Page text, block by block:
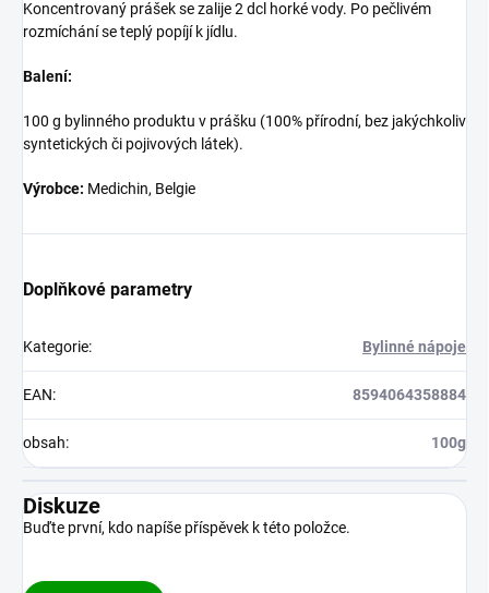
Koncentrovaný prášek se zalije 2 dcl horké vody. Po pečlivém
rozmíchání se teplý popíjí k jídlu.
Balení:
100 g bylinného produktu v prášku (100% přírodní, bez jakýchkoliv
syntetických či pojivových látek).
Výrobce: Medichin, Belgie
Doplňkové parametry
Kategorie: Bylinné nápoje
EAN: 8594064358884
obsah: 100g
Diskuze
Buďte první, kdo napíše příspěvek k této položce.